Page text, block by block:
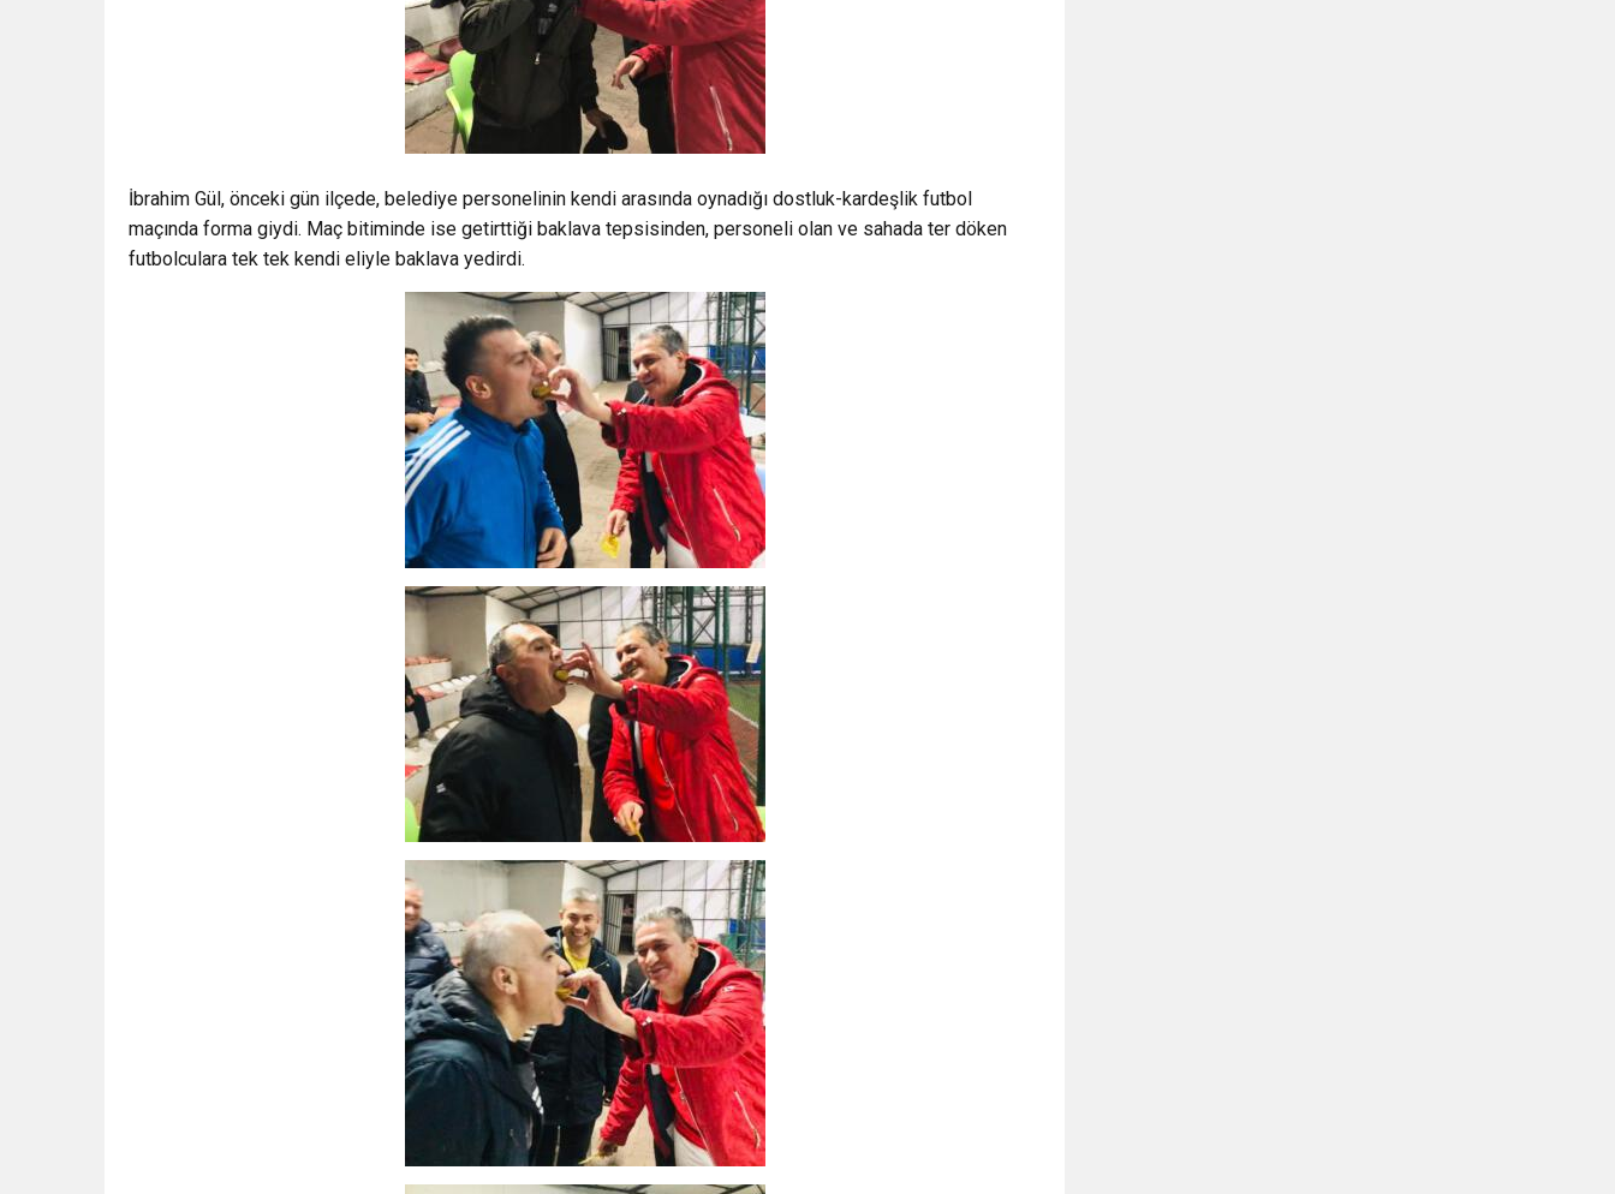
İbrahim Gül, önceki gün ilçede, belediye personelinin kendi arasında oynadığı dostluk-kardeşlik futbol
maçında forma giydi. Maç bitiminde ise getirttiği baklava tepsisinden, personeli olan ve sahada ter döken
futbolculara tek tek kendi eliyle baklava yedirdi.